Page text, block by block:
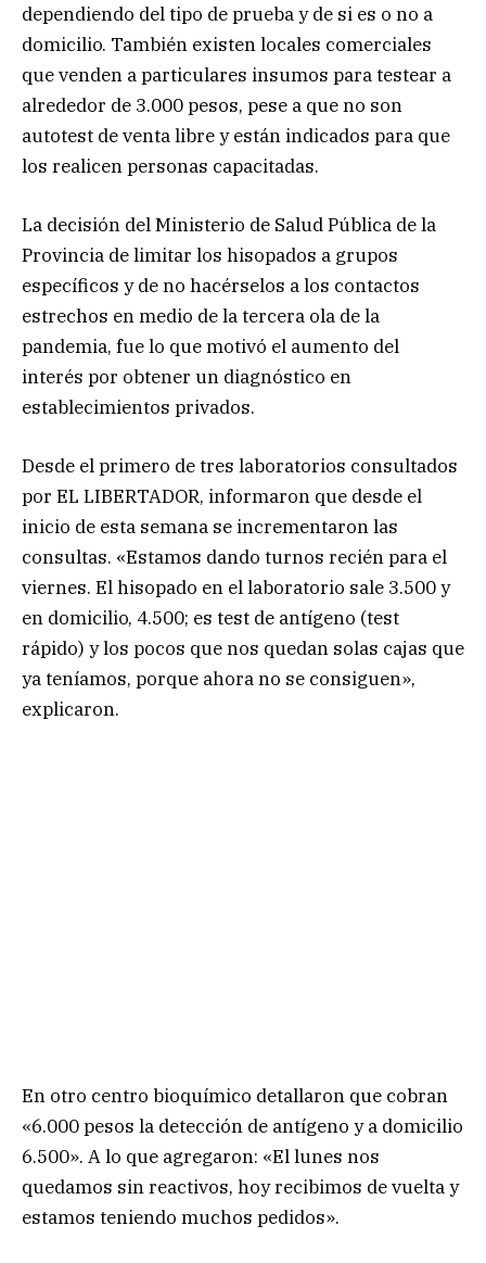
dependiendo del tipo de prueba y de si es o no a
domicilio. También existen locales comerciales
que venden a particulares insumos para testear a
alrededor de 3.000 pesos, pese a que no son
autotest de venta libre y están indicados para que
los realicen personas capacitadas.
La decisión del Ministerio de Salud Pública de la
Provincia de limitar los hisopados a grupos
específicos y de no hacérselos a los contactos
estrechos en medio de la tercera ola de la
pandemia, fue lo que motivó el aumento del
interés por obtener un diagnóstico en
establecimientos privados.
Desde el primero de tres laboratorios consultados
por EL LIBERTADOR, informaron que desde el
inicio de esta semana se incrementaron las
consultas. «Estamos dando turnos recién para el
viernes. El hisopado en el laboratorio sale 3.500 y
en domicilio, 4.500; es test de antígeno (test
rápido) y los pocos que nos quedan solas cajas que
ya teníamos, porque ahora no se consiguen»,
explicaron.
En otro centro bioquímico detallaron que cobran
«6.000 pesos la detección de antígeno y a domicilio
6.500». A lo que agregaron: «El lunes nos
quedamos sin reactivos, hoy recibimos de vuelta y
estamos teniendo muchos pedidos».